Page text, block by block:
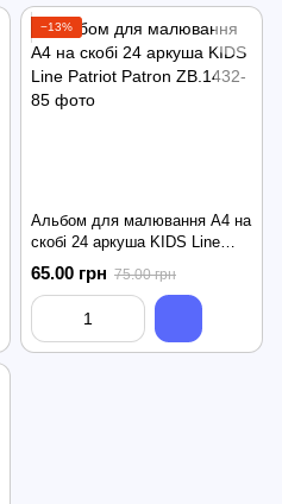
−13%
Альбом для малювання А4 на
скобі 24 аркуша KIDS Line
Patriot Patron
65.00 грн 75.00 грн